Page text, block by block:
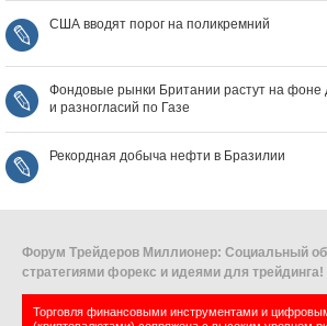
США вводят порог на поликремний
Фондовые рынки Британии растут на
и разногласий по Газе
Рекордная добыча нефти в Бразилии
Форум Трейдеров Миллионер: Социальный
стратегиями форекс и идеями для трейдинга!
Торговля финансовыми инструментами и